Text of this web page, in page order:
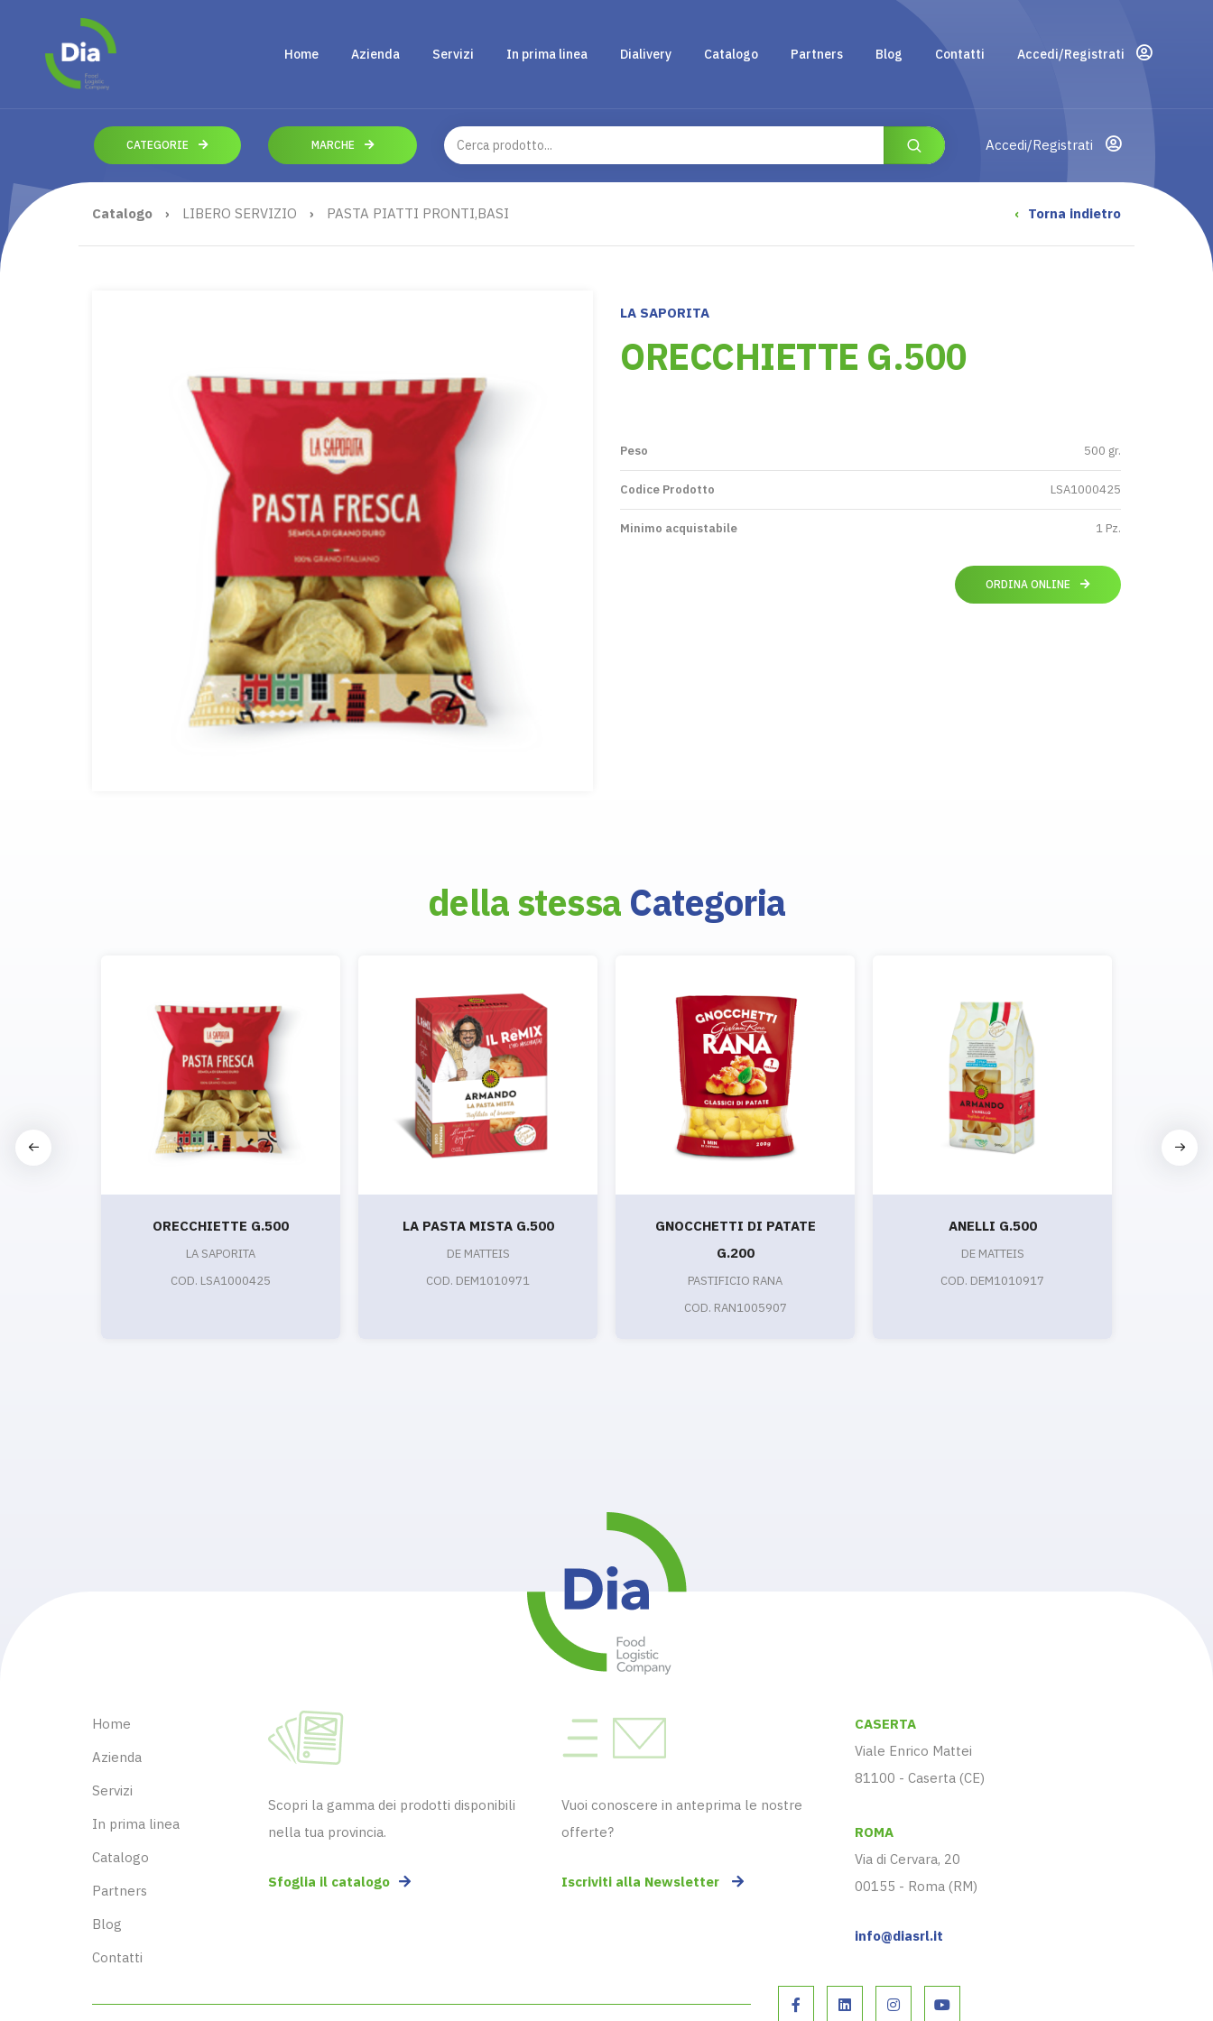
Home Azienda Servizi In prima linea Dialivery Catalogo Partners Blog Contatti Accedi/Registrati
CATEGORIE MARCHE Accedi/Registrati
Catalogo › LIBERO SERVIZIO › PASTA PIATTI PRONTI,BASI ‹ Torna indietro
LA SAPORITA
ORECCHIETTE G.500
Peso 500 gr.
Codice Prodotto LSA1000425
Minimo acquistabile 1 Pz.
ORDINA ONLINE
della stessa Categoria
ORECCHIETTE G.500
LA SAPORITA
COD. LSA1000425
LA PASTA MISTA G.500
DE MATTEIS
COD. DEM1010971
GNOCCHETTI DI PATATE
G.200
PASTIFICIO RANA
COD. RAN1005907
ANELLI G.500
DE MATTEIS
COD. DEM1010917
Home
Azienda
Servizi
In prima linea
Catalogo
Partners
Blog
Contatti
Scopri la gamma dei prodotti disponibili
nella tua provincia.
Sfoglia il catalogo
Vuoi conoscere in anteprima le nostre
offerte?
Iscriviti alla Newsletter
CASERTA
Viale Enrico Mattei
81100 - Caserta (CE)
ROMA
Via di Cervara, 20
00155 - Roma (RM)
info@diasrl.it